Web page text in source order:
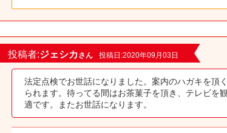
投稿者:ジェシカさん 投稿日:2020年09月03日
法定点検でお世話になりました。案内のハガキを頂
られます。待ってる間はお茶菓子を頂き、テレビを
適です。またお世話になります。